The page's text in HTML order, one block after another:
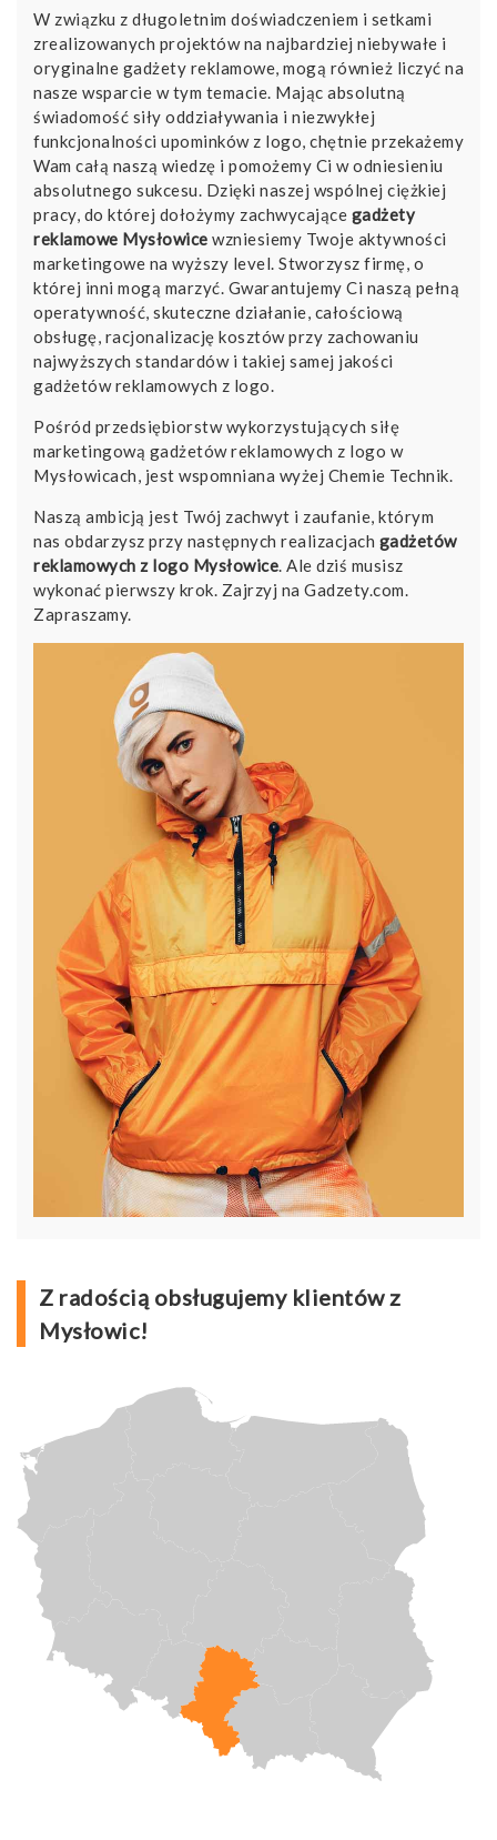
W związku z długoletnim doświadczeniem i setkami
zrealizowanych projektów na najbardziej niebywałe i
oryginalne gadżety reklamowe, mogą również liczyć na
nasze wsparcie w tym temacie. Mając absolutną
świadomość siły oddziaływania i niezwykłej
funkcjonalności upominków z logo, chętnie przekażemy
Wam całą naszą wiedzę i pomożemy Ci w odniesieniu
absolutnego sukcesu. Dzięki naszej wspólnej ciężkiej
pracy, do której dołożymy zachwycające gadżety
reklamowe Mysłowice wzniesiemy Twoje aktywności
marketingowe na wyższy level. Stworzysz firmę, o
której inni mogą marzyć. Gwarantujemy Ci naszą pełną
operatywność, skuteczne działanie, całościową
obsługę, racjonalizację kosztów przy zachowaniu
najwyższych standardów i takiej samej jakości
gadżetów reklamowych z logo.
Pośród przedsiębiorstw wykorzystujących siłę
marketingową gadżetów reklamowych z logo w
Mysłowicach, jest wspomniana wyżej Chemie Technik.
Naszą ambicją jest Twój zachwyt i zaufanie, którym
nas obdarzysz przy następnych realizacjach gadżetów
reklamowych z logo Mysłowice. Ale dziś musisz
wykonać pierwszy krok. Zajrzyj na Gadzety.com.
Zapraszamy.
Z radością obsługujemy klientów z
Mysłowic!